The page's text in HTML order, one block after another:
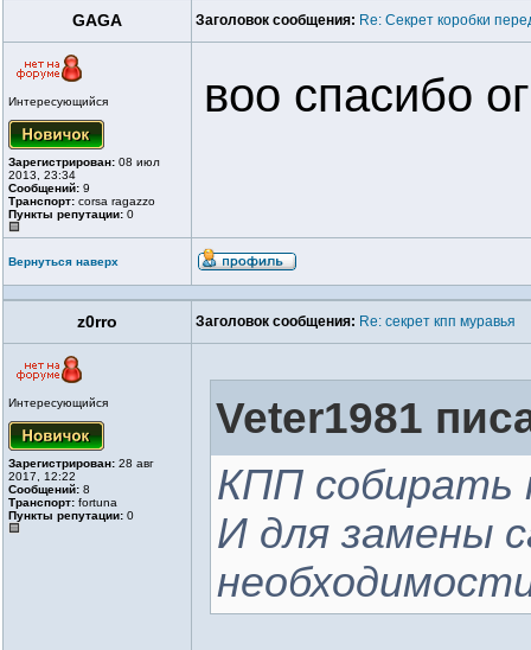
GAGA Заголовок сообщения: Re: Секрет коробки
Интересующийся
Зарегистрирован: 08 июл
2013, 23:34
Сообщений: 9
Транспорт: corsa ragazzo
Пункты репутации: 0
воо спасибо
Вернуться наверх
z0rro Заголовок сообщения: Re: секрет кпп муравья
Интересующийся
Зарегистрирован: 28 авг
2017, 12:22
Сообщений: 8
Транспорт: fortuna
Пункты репутации: 0
Veter1981
КПП собирать
И для замены